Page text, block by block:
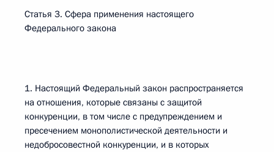
Статья 3. Сфера применения настоящего
Федерального закона
1. Настоящий Федеральный закон распространяется
на отношения, которые связаны с защитой
конкуренции, в том числе с предупреждением и
пресечением монополистической деятельности и
недобросовестной конкуренции, и в которых